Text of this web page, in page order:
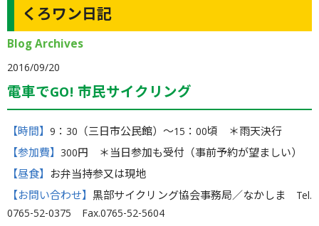
くろワン日記
Blog Archives
2016/09/20
電車でGO! 市民サイクリング
【時間】 9：30（三日市公民館）〜15：00頃 ＊雨天決行
【参加費】 300円 ＊当日参加も受付（事前予約が望ましい）
【昼食】 お弁当持参又は現地
【お問い合わせ】黒部サイクリング協会事務局／なかしま Tel.
0765-52-0375 Fax.0765-52-5604